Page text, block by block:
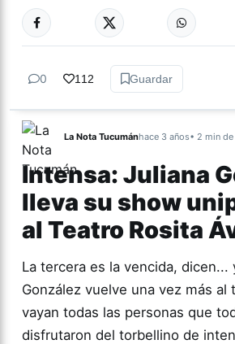
ESPECTÁCULOS
0 112 Guardar
La Nota Tucumánhace 3 años• 2 min
Intensa: Juliana
lleva su show
al Teatro Rosita
La tercera es la vencida, dicen...
González vuelve una vez más al
vayan todas las personas que
disfrutaron del torbellino de